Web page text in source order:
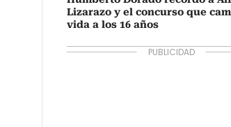
Lizarazo y el concurso que
vida a los 16 años